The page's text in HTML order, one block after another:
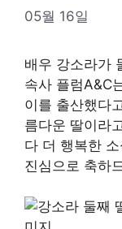
05월 16일
배우 강소라가
속사 플럼A&C
이를 출산했다
름다운 딸이라
다 더 행복한
진심으로 축하